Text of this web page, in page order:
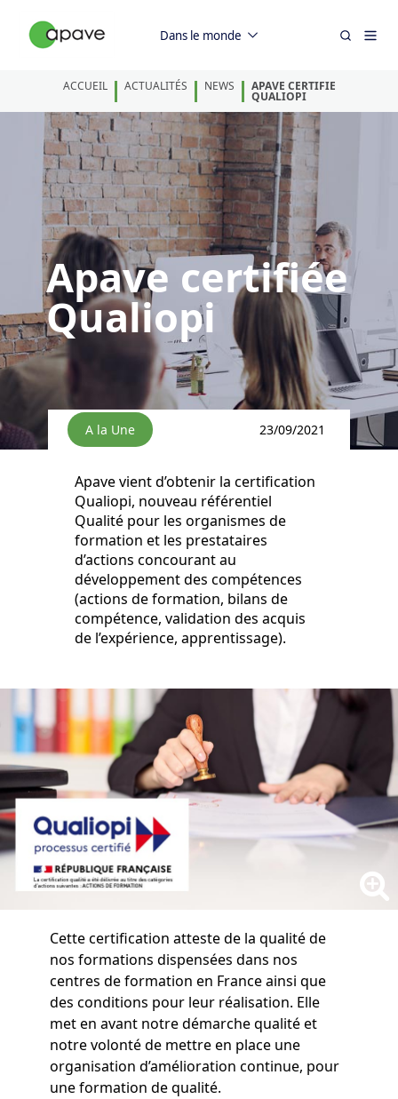
Dans le monde
ACCUEIL ACTUALITÉS NEWS APAVE CERTIFIE
QUALIOPI
Apave certifiée
Qualiopi
A la Une 23/09/2021
Apave vient d’obtenir la certification
Qualiopi, nouveau référentiel
Qualité pour les organismes de
formation et les prestataires
d’actions concourant au
développement des compétences
(actions de formation, bilans de
compétence, validation des acquis
de l’expérience, apprentissage).
Cette certification atteste de la qualité de
nos formations dispensées dans nos
centres de formation en France ainsi que
des conditions pour leur réalisation. Elle
met en avant notre démarche qualité et
notre volonté de mettre en place une
organisation d’amélioration continue, pour
une formation de qualité.